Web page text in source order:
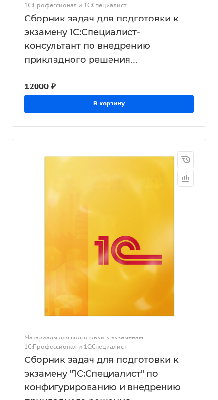
1С:Профессионал и 1С:Специалист
Сборник задач для подготовки к
экзамену 1С:Специалист-
консультант по внедрению
прикладного решения
Казахстана
12000 ₽
В корзину
Материалы для подготовки к экзаменам
1С:Профессионал и 1С:Специалист
Сборник задач для подготовки к
экзамену "1С:Специалист" по
конфигурированию и внедрению